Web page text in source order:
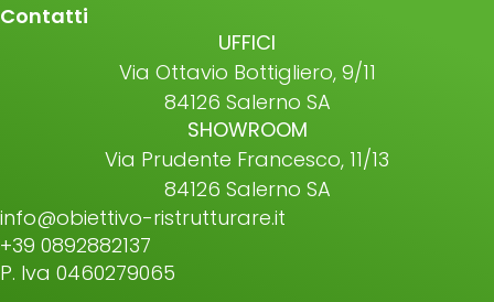
Contatti
UFFICI
Via Ottavio Bottigliero, 9/11
84126 Salerno SA
SHOWROOM
Via Prudente Francesco, 11/13
84126 Salerno SA
info@obiettivo-ristrutturare.it
+39 0892882137
P. Iva 0460279065